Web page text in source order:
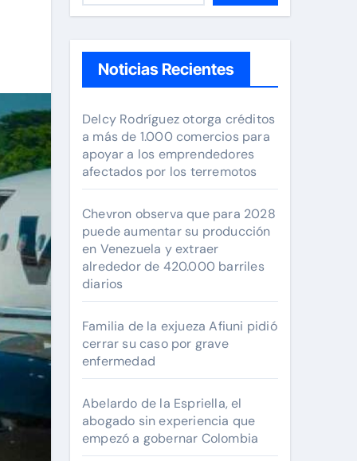
Noticias Recientes
Delcy Rodríguez otorga créditos
a más de 1.000 comercios para
apoyar a los emprendedores
afectados por los terremotos
Chevron observa que para 2028
puede aumentar su producción
en Venezuela y extraer
alrededor de 420.000 barriles
diarios
Familia de la exjueza Afiuni pidió
cerrar su caso por grave
enfermedad
Abelardo de la Espriella, el
abogado sin experiencia que
empezó a gobernar Colombia